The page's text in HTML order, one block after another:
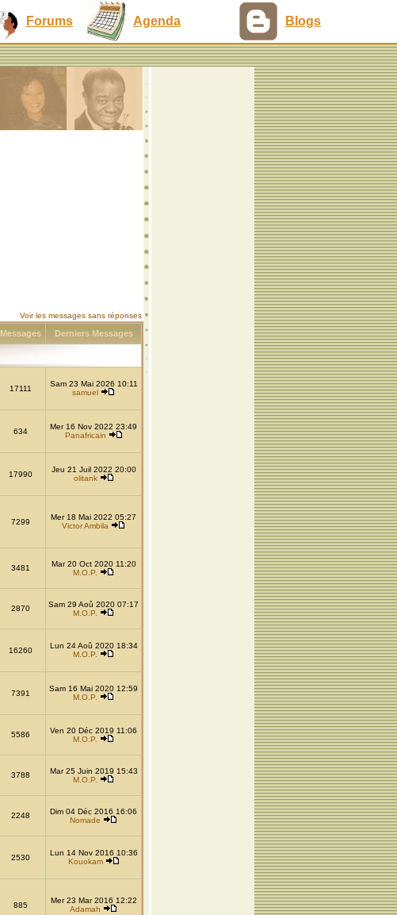
Forums Agenda Blogs
Voir les messages sans réponses
Messages Derniers Messages
17111
Sam 23 Mai 2026 10:11
samuel
634
Mer 16 Nov 2022 23:49
Panafricain
17990
Jeu 21 Juil 2022 20:00
olitank
7299
Mer 18 Mai 2022 05:27
Victor Ambila
3481
Mar 20 Oct 2020 11:20
M.O.P.
2870
Sam 29 Aoû 2020 07:17
M.O.P.
16260
Lun 24 Aoû 2020 18:34
M.O.P.
7391
Sam 16 Mai 2020 12:59
M.O.P.
5586
Ven 20 Déc 2019 11:06
M.O.P.
3788
Mar 25 Juin 2019 15:43
M.O.P.
2248
Dim 04 Déc 2016 16:06
Nomade
2530
Lun 14 Nov 2016 10:36
Kouokam
885
Mer 23 Mar 2016 12:22
Adamah